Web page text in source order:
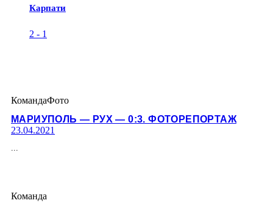
Карпати
2 - 1
КомандаФото
МАРИУПОЛЬ — РУХ — 0:3. ФОТОРЕПОРТАЖ
23.04.2021
...
Команда